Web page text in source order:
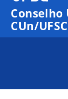
CUn/UFSC